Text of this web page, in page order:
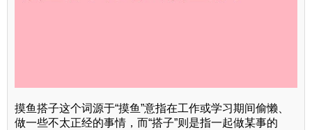
摸鱼搭子这个词源于“摸鱼”意指在工作或学习期间偷懒、
做一些不太正经的事情，而“搭子”则是指一起做某事的